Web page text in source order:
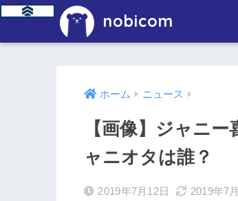
nobicom
ホーム ニュース
【画像】ジャニ
ャニオタは誰？
2019年7月12日 2019年7